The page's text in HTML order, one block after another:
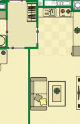
Квартира
кімнат: 1
ПЛОЩА - 47.67 М2
ПЛОЩА -15,45 М2